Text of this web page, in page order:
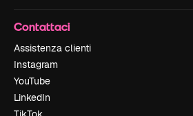
Contattaci
Assistenza clienti
Instagram
YouTube
LinkedIn